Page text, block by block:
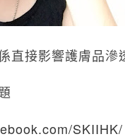
直接影響護膚品滲
SKIIHK/